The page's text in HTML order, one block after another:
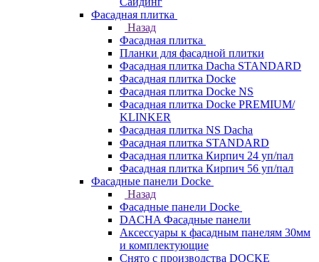
Фасадная плитка
Назад
Фасадная плитка
Планки для фасадной плитки
Фасадная плитка Dacha STANDARD
Фасадная плитка Docke
Фасадная плитка Docke NS
Фасадная плитка Docke PREMIUM/
KLINKER
Фасадная плитка NS Dacha
Фасадная плитка STANDARD
Фасадная плитка Кирпич 24 уп/пал
Фасадная плитка Кирпич 56 уп/пал
Фасадные панели Docke
Назад
Фасадные панели Docke
DACHA Фасадные панели
Аксессуары к фасадным панелям 30мм
и комплектующие
Снято с производства DOCKE